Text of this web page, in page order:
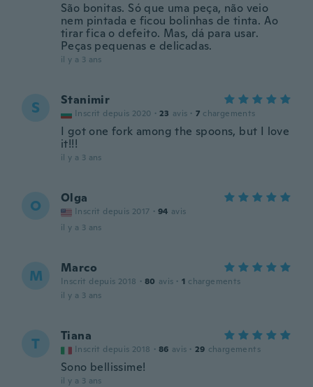
São bonitas. Só que uma peça, não veio
nem pintada e ficou bolinhas de tinta. Ao
tirar fica o defeito. Mas, dá para usar.
Peças pequenas e delicadas.
il y a 3 ans
S Stanimir
Inscrit depuis 2020 · 23 avis · 7 chargements
I got one fork among the spoons, but I love
it!!!
il y a 3 ans
O Olga
Inscrit depuis 2017 · 94 avis
il y a 3 ans
M Marco
Inscrit depuis 2018 · 80 avis · 1 chargements
il y a 3 ans
T Tiana
Inscrit depuis 2018 · 86 avis · 29 chargements
Sono bellissime!
il y a 3 ans